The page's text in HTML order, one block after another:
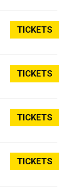
TICKETS
TICKETS
TICKETS
TICKETS